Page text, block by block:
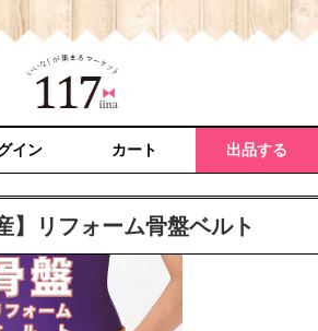
イン カート 出品する
】リフォーム骨盤ベルト